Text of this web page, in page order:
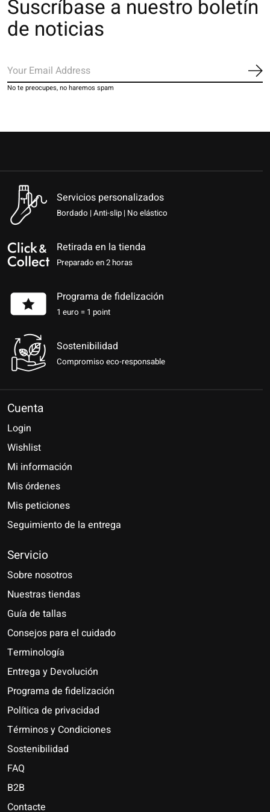
Suscríbase a nuestro boletín
de noticias
No te preocupes, no haremos spam
Servicios personalizados
Bordado | Anti-slip | No elástico
Retirada en la tienda
Preparado en 2 horas
Programa de fidelización
1 euro = 1 point
Sostenibilidad
Compromiso eco-responsable
Cuenta
Login
Wishlist
Mi información
Mis órdenes
Mis peticiones
Seguimiento de la entrega
Servicio
Sobre nosotros
Nuestras tiendas
Guía de tallas
Consejos para el cuidado
Terminología
Entrega y Devolución
Programa de fidelización
Política de privacidad
Términos y Condiciones
Sostenibilidad
FAQ
B2B
Contacte